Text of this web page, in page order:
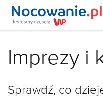
Imprezy i
Sprawdź, co